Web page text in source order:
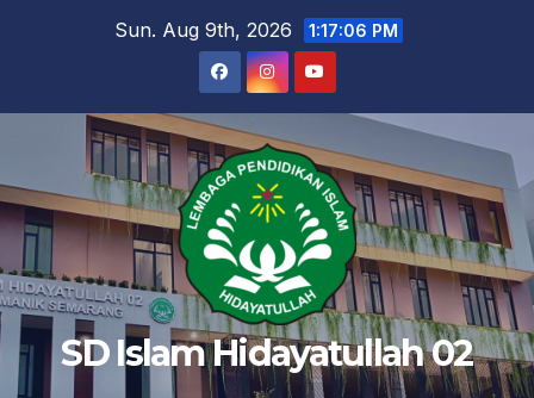
Sun. Aug 9th, 2026 1:17:07 PM
SD Islam Hidayatullah 02